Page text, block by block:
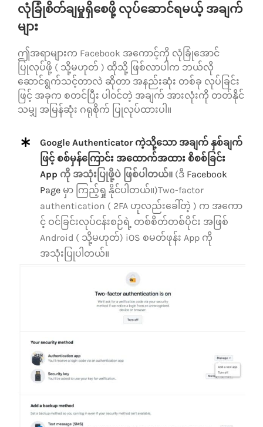
လုံခြုံစိတ်ချမှုရှိစေဖို့ လုပ်ဆောင်ရမယ့် အချက်
များ
ဤအရာများက Facebook အကောင့်ကို လုံခြုံအောင်
ပြုလုပ်ဖို့ ( သို့မဟုတ် ) ထိုသို့ ဖြစ်လာပါက ဘယ်လို
ဆောင်ရွက်သင့်တာလဲ ဆိုတာ အနည်းဆုံး တစ်ခု လုပ်ခြင်း
ဖြင့် အခုက စတင်ပြီး ပါ၀င်တဲ့ အချက် အားလုံးကို တတ်နိုင်
သမျှ အမြန်ဆုံး ဂရုစိုက် ပြုလုပ်ထားပါ။
Google Authenticator ကဲ့သို့သော အချက် နှစ်ချက်
ဖြင့် စစ်မှန်ကြောင်း အထောက်အထား စိစစ်ခြင်း
App ကို အသုံးပြုဖို့ပဲ ဖြစ်ပါတယ်။ (ဒီ Facebook
Page မှာ ကြည့်ရှု နိုင်ပါတယ်။)Two-factor
authentication ( 2FA ဟုလည်းခေါ်တဲ့ ) က အကော
င့် ဝင်ခြင်းလုပ်ငန်းစဉ်ရဲ့ တစ်စိတ်တစ်ပိုင်း အဖြစ်
Android ( သို့မဟုတ်) iOS စမတ်ဖုန်း App ကို
အသုံးပြုပါတယ်။